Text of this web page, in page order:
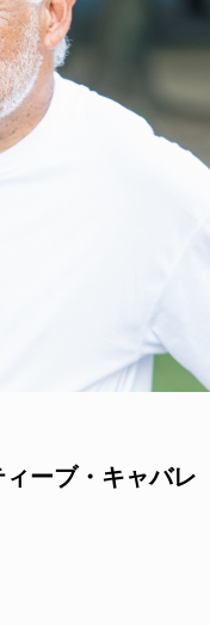
ーブ・キャバレ